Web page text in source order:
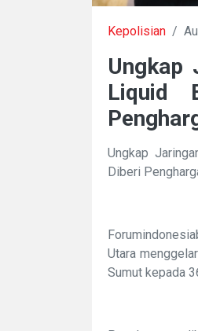
Kepolisian /
Ungkap
Liquid
Ungkap
Diberi
Utara
Sumut kepada